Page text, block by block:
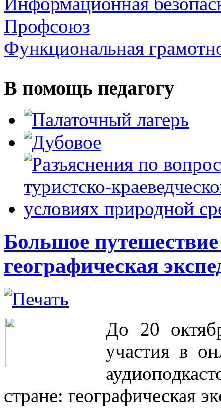
Профсоюз
Функциональная
В помощь педагогу
Большое
географическая
До 20
участия в
стране: географическая